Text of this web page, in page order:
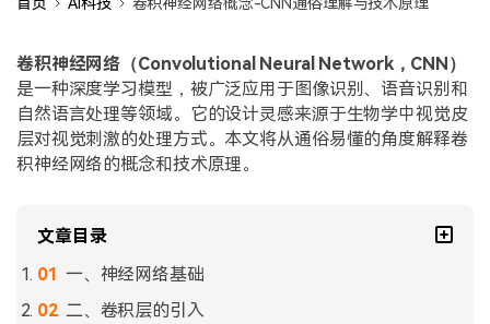
卷积神经网络（Convolutional Neural Network，CNN）
是一种深度学习模型，被广泛应用于图像识别、语音识别和
自然语言处理等领域。它的设计灵感来源于生物学中视觉皮
层对视觉刺激的处理方式。本文将从通俗易懂的角度解释卷
积神经网络的概念和技术原理。
文章目录
一、神经网络基础
二、卷积层的引入